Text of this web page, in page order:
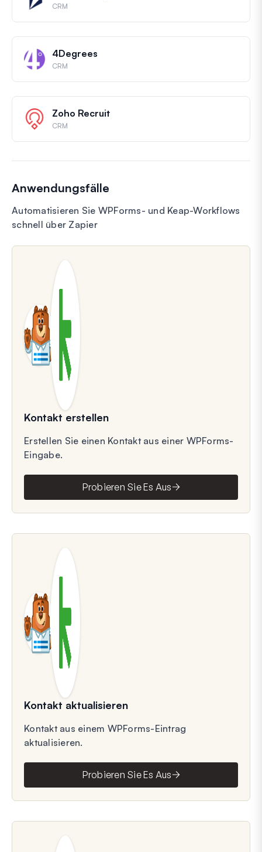
CRM
4Degrees
CRM
Zoho Recruit
CRM
Anwendungsfälle
Automatisieren Sie WPForms- und Keap-Workflows
schnell über Zapier
Kontakt erstellen
Erstellen Sie einen Kontakt aus einer WPForms-
Eingabe.
Probieren Sie Es Aus
Kontakt aktualisieren
Kontakt aus einem WPForms-Eintrag
aktualisieren.
Probieren Sie Es Aus